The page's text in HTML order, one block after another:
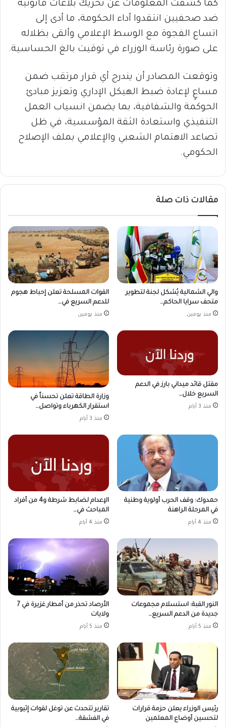
كما كشفت المعلومات عن تحريك بلاغات قانونية
ضد صحفيين انتقدوا أداء الحكومة، ما أدى إلى
اتساع الفجوة مع الوسط الإعلامي وألقى بظلاله
على صورة رئاسة الوزراء في توقيت بالغ الحساسية.
وتوقعت المصادر أن يندرج أي قرار مرتقب ضمن
مساعٍ لإعادة ضبط الهيكل الإداري وتعزيز مبادئ
الحوكمة والشفافية، بما يضمن انسياب العمل
التنفيذي واستعادة الثقة المؤسسية، في ظل
تصاعد الاهتمام الشعبي والإعلامي بملف الإصلاح
الحكومي.
مقالات ذات صلة
والي الشمالية يُشكل لجنة لتطوير
متحف سرايا الحاكم…
منذ يومين
القوات المسلحة تعلن إحباط هجوم
للدعم السريع في…
منذ يومين
مقتل قائد ميداني بارز في الدعم
السريع خلال…
منذ 3 أيام
وزارة الطاقة تعلن تحسناً في
استقرار الكهرباء وتواصل…
منذ 3 أيام
حمدوك: وقف الحرب أولوية وطنية
في المرحلة الراهنة
منذ 4 أيام
الإعدام لضابط شرطة و4 من أفراد
المباحث في…
منذ 4 أيام
النور القبة: استسلام مجموعات
جديدة من الدعم السريع…
منذ 5 أيام
الأرصاد تحذر من أمطار غزيرة في 7
ولايات
منذ 5 أيام
رئيس الوزراء يعلن حزمة قرارات
لتحسين أوضاع المعلمين
تقارير تتحدث عن توغل لقوات إثيوبية
في الفشقة…